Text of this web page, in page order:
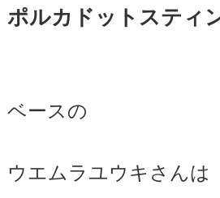
ポルカドットスティ
ベースの
ウエムラユウキさんは